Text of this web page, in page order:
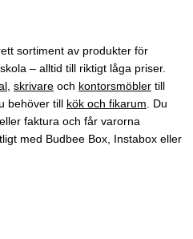
sortiment av produkter för
– alltid till riktigt låga priser.
skrivare och kontorsmöbler till
behöver till kök och fikarum . Du
faktura och får varorna
med Budbee Box, Instabox eller